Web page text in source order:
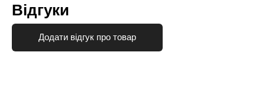
Відгуки
Додати відгук про товар